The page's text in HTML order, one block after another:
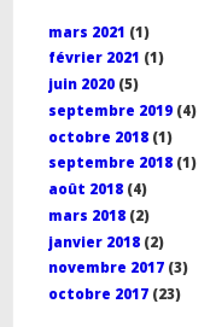
mars 2021 (1)
février 2021 (1)
juin 2020(5)
septembre 2019(4)
octobre 2018(1)
septembre 2018(1)
août 2018(4)
mars 2018(2)
janvier 2018(2)
novembre 2017(3)
octobre 2017(23)